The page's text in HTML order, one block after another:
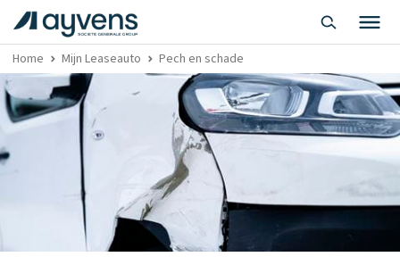
Home Mijn Leaseauto Pech en schade